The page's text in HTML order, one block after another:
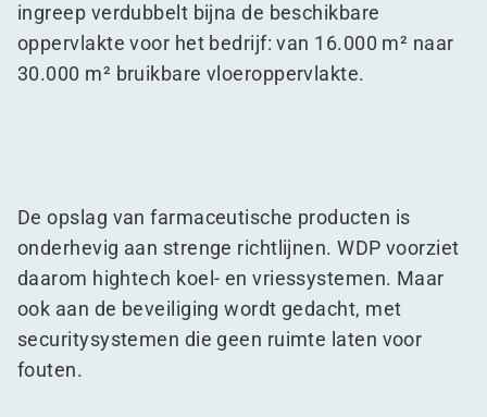
ingreep verdubbelt bijna de beschikbare
oppervlakte voor het bedrijf: van 16.000 m² naar
30.000 m² bruikbare vloeroppervlakte.
De opslag van farmaceutische producten is
onderhevig aan strenge richtlijnen. WDP voorziet
daarom hightech koel- en vriessystemen. Maar
ook aan de beveiliging wordt gedacht, met
securitysystemen die geen ruimte laten voor
fouten.